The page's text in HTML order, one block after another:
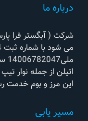
درباره ما
اتیلن از جمله نوار
این مرز و بوم خدمت
مسیر یابی